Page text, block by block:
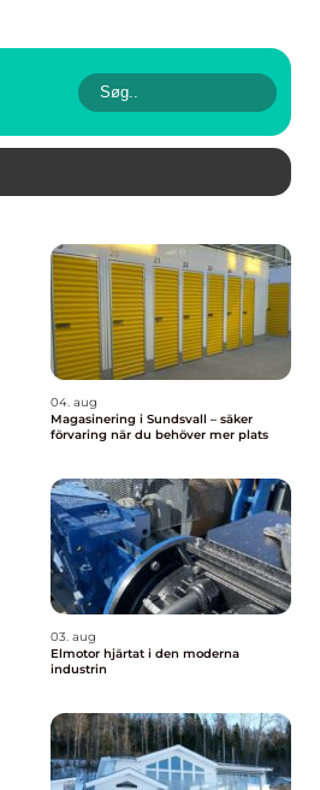
04. aug
Magasinering i Sundsvall – säker
förvaring när du behöver mer plats
03. aug
Elmotor hjärtat i den moderna
industrin